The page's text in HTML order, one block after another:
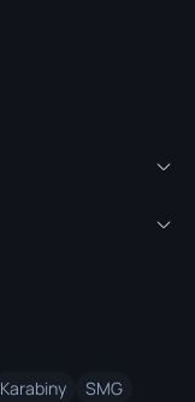
Karabiny
SMG